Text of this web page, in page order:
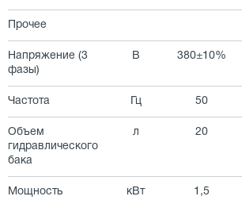
Прочее
Напряжение (3
фазы)
В 380±10%
Частота Гц 50
Объем
гидравлического
бака
л 20
Мощность
кВт 1,5